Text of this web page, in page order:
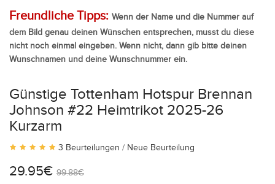
Freundliche Tipps: Wenn der Name und die Nummer auf
dem Bild genau deinen Wünschen entsprechen, musst du diese
nicht noch einmal eingeben. Wenn nicht, dann gib bitte deinen
Wunschnamen und deine Wunschnummer ein.
Günstige Tottenham Hotspur Brennan
Johnson #22 Heimtrikot 2025-26
Kurzarm
3 Beurteilungen / Neue Beurteilung
29.95€ 99.88€